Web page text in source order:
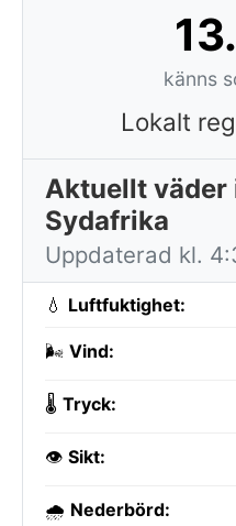
känns
Lokalt
Aktuellt väder
Sydafrika
Uppdaterad kl.
💧 Luftfuktighet:
🌬️ Vind:
🌡️ Tryck:
👁️ Sikt:
🌧️ Nederbörd: